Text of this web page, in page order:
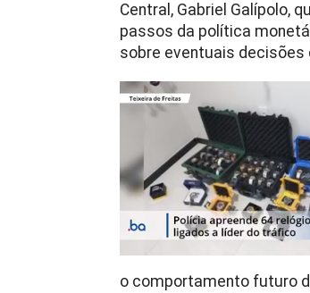
Central, Gabriel Galípolo,
passos da política
sobre eventuais decisões
o comportamento futuro